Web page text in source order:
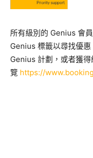
所有級別的 Genius 會
Genius 標籤以尋找優
Genius 計劃，或者獲
覽 https://